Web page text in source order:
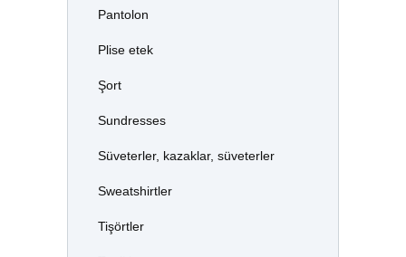
Pantolon
Plise etek
Şort
Sundresses
Süveterler, kazaklar, süveterler
Sweatshirtler
Tişörtler